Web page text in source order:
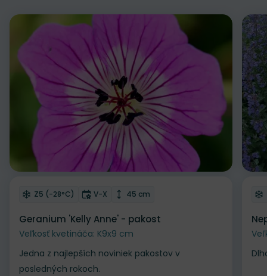
Odober do zoznamu želaní
Mrazuvzdornosť
Z5 (-28°C) Doba kvitnutia
V-X Výška rastliny
45 cm
Geranium 'Kelly Anne' - pakost
Veľkosť kvetináča: K9x9 cm
Jedna z najlepších noviniek pakostov v
posledných rokoch.